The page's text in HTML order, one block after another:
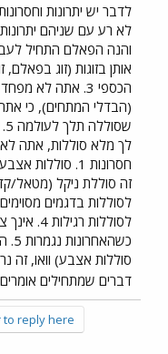
לדבר יש יתרונות
אותן בזוגות (זוג
הכספי 3. אתה
לך מלא סוללות, אתה
זה סוללת ניקל (מטאל/
לסוללות
דברים שמתחילים
reply here.